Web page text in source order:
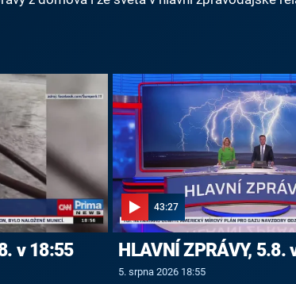
v 18:55
43:27
HLAVNÍ ZPRÁVY, 5.8.
5. srpna 2026 18:55